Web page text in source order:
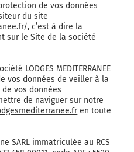
de vos données
du site
, c’est à dire la
sur le Site de la société
LODGES MEDITERRANEE
vos données de veiller à la
vos données
de naviguer sur notre
en toute
SARL immatriculée au RCS